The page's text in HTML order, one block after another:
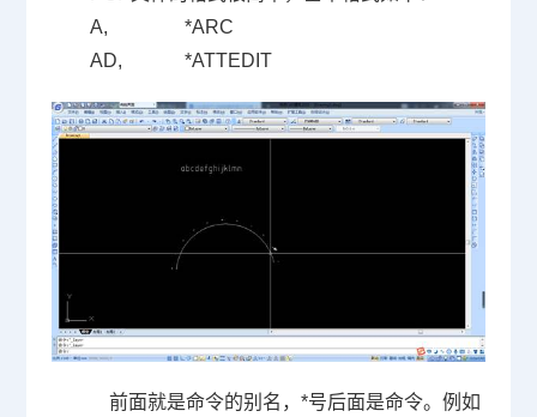
A, *ARC
AD, *ATTEDIT
前面就是命令的别名， *号后面是命令。例如